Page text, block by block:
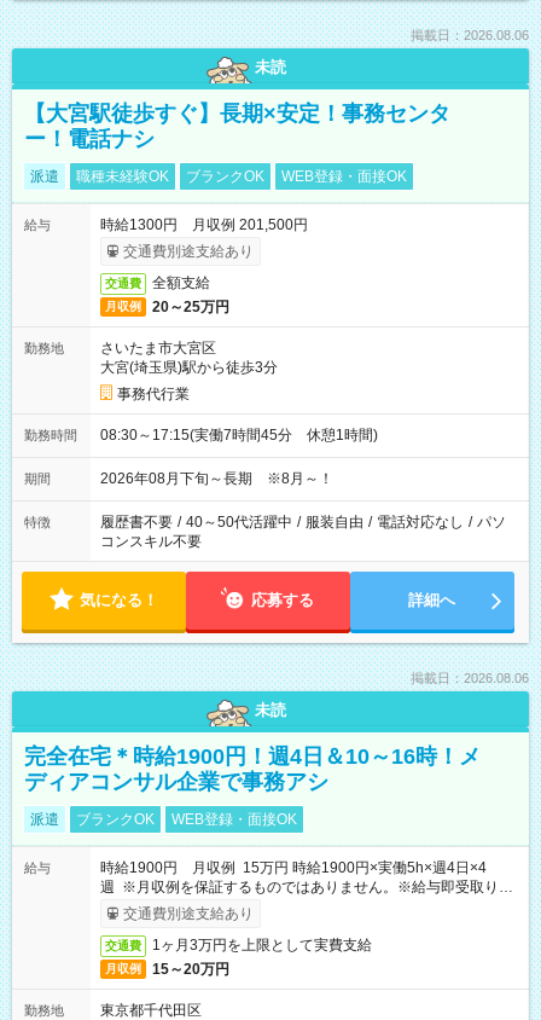
掲載日：2026.08.06
未読
【大宮駅徒歩すぐ】長期×安定！事務センタ
ー！電話ナシ
派遣 職種未経験OK ブランクOK WEB登録・面接OK
給与
時給1300円 月収例 201,500円
交通費別途支給あり
交通費 全額支給
月収例 20～25万円
勤務地
さいたま市大宮区
大宮(埼玉県)駅から徒歩3分
事務代行業
勤務時間 08:30～17:15(実働7時間45分 休憩1時間)
期間 2026年08月下旬～長期 ※8月～！
特徴 履歴書不要 / 40～50代活躍中 / 服装自由 / 電話対応なし / パソ
コンスキル不要
気になる！ 応募する 詳細へ
掲載日：2026.08.06
未読
完全在宅＊時給1900円！週4日＆10～16時！メ
ディアコンサル企業で事務アシ
派遣 ブランクOK WEB登録・面接OK
給与
時給1900円 月収例 15万円 時給1900円×実働5h×週4日×4
週 ※月収例を保証するものではありません。※給与即受取りサ
ービス利用可（利用条件有）
交通費別途支給あり
交通費 1ヶ月3万円を上限として実費支給
月収例 15～20万円
勤務地
東京都千代田区